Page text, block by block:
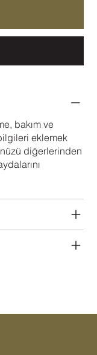
bakım ve
eklemek
diğerlerinden